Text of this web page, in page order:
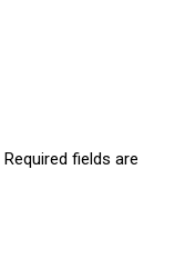
Required fields are